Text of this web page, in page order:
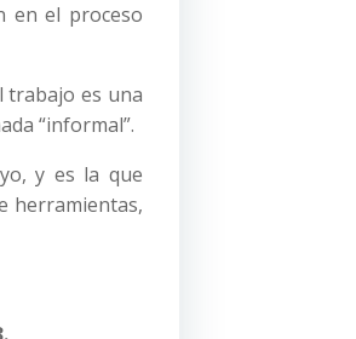
en el proceso
trabajo es una
“informal”.
y es la que
herramientas,